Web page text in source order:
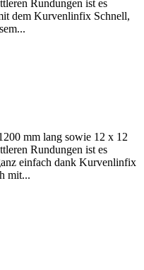
Rundungen ist es
dem Kurvenlinfix Schnell,
mm lang sowie 12 x 12
Rundungen ist es
einfach dank Kurvenlinfix
mit...